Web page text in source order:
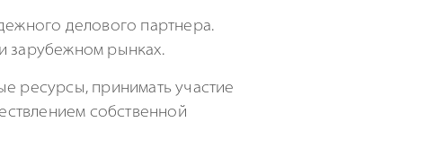
делового партнера.
зарубежном рынках.
ресурсы, принимать участие
собственной